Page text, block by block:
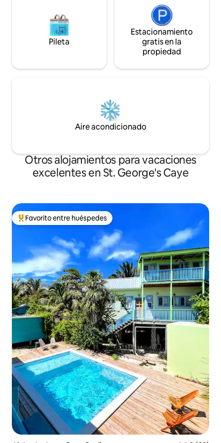
Pileta
Estacionamiento
gratis en la
propiedad
Aire acondicionado
Otros alojamientos para vacaciones
excelentes en St. George's Caye
Favorito entre los huéspedes más destacados
Favorito entre huéspedes